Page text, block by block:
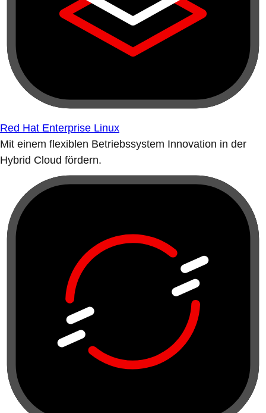
Red Hat Enterprise Linux
Mit einem flexiblen Betriebssystem Innovation in der
Hybrid Cloud fördern.